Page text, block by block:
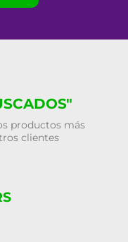
productos más
clientes